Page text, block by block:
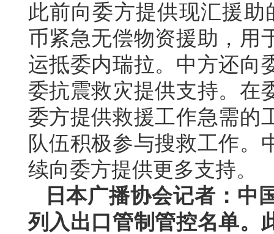
此前向委方提供现汇援
币紧急无偿物资援助，用
运抵委内瑞拉。中方还向
委抗震救灾提供支持。在
委方提供救援工作急需的
队伍积极参与搜救工作。
续向委方提供更多支持。
日本广播协会记者：中
列入出口管制管控名单。